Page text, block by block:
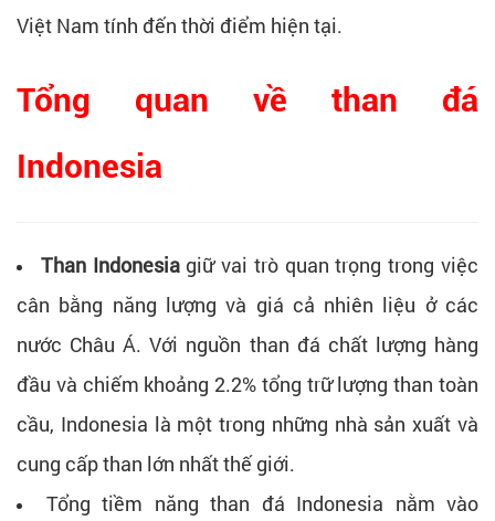
Việt Nam tính đến thời điểm hiện tại.
Tổng quan về than đá
Indonesia
Than Indonesiagiữ vai trò quan trọng trong việc
cân bằng năng lượng và giá cả nhiên liệu ở các
nước Châu Á. Với nguồn than đá chất lượng hàng
đầu và chiếm khoảng 2.2% tổng trữ lượng than toàn
cầu, Indonesia là một trong những nhà sản xuất và
cung cấp than lớn nhất thế giới.
Tổng tiềm năng than đá Indonesia nằm vào